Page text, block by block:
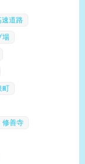
速道路
場
町
修善寺